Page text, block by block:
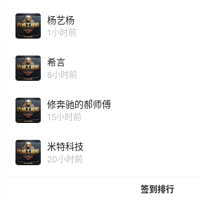
杨艺杨
1小时前
希言
8小时前
修奔驰的郝师傅
15小时前
米特科技
20小时前
签到排行